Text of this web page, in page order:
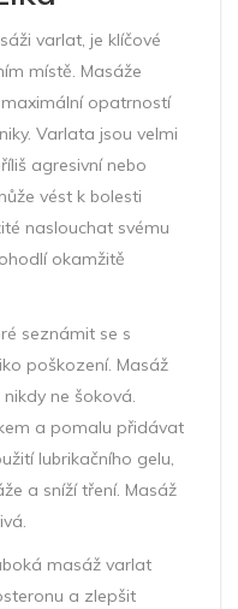
varlat, je klíčové
místě. Masáže
opatrností
Varlata jsou velmi
agresivní nebo
vést k bolesti
naslouchat svému
okamžitě
seznámit se s
poškození. Masáž
ne šoková.
a pomalu přidávat
lubrikačního gelu,
a sníží tření. Masáž
masáž varlat
a zlepšit